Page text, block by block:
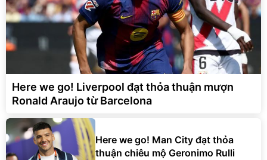
Here we go! Liverpool đạt thỏa thuận mượn
Ronald Araujo từ Barcelona
Here we go! Man City đạt thỏa
thuận chiêu mộ Geronimo Rulli